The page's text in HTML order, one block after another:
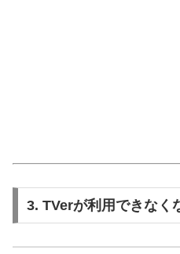
3. TVerが利用できなく